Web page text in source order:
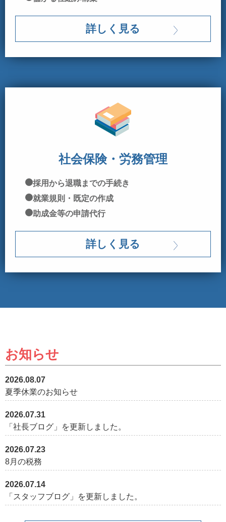
詳しく見る
社会保険・労務管理
採用から退職までの手続き
就業規則・既定の作成
助成金等の申請代行
詳しく見る
お知らせ
2026.08.07
夏季休業のお知らせ
2026.07.31
「社長ブログ」を更新しました。
2026.07.23
8月の税務
2026.07.14
「スタッフブログ」を更新しました。